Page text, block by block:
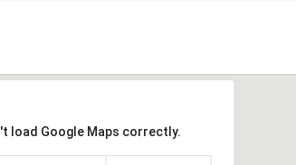
load Google Maps correctly.